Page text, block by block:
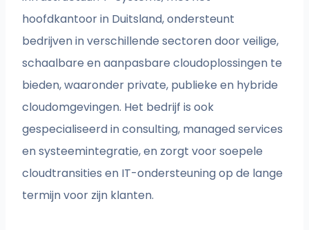
hoofdkantoor in Duitsland, ondersteunt
bedrijven in verschillende sectoren door veilige,
schaalbare en aanpasbare cloudoplossingen te
bieden, waaronder private, publieke en hybride
cloudomgevingen. Het bedrijf is ook
gespecialiseerd in consulting, managed services
en systeemintegratie, en zorgt voor soepele
cloudtransities en IT-ondersteuning op de lange
termijn voor zijn klanten.